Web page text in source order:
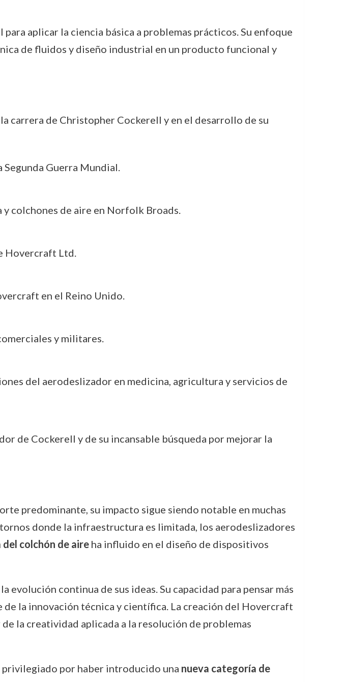
aplicar la ciencia básica a problemas prácticos. Su enfoque
de fluidos y diseño industrial en un producto funcional y
carrera de Christopher Cockerell y en el desarrollo de su
Guerra Mundial.
y colchones de aire en Norfolk Broads.
Hovercraft Ltd.
en el Reino Unido.
y militares.
del aerodeslizador en medicina, agricultura y servicios de
de Cockerell y de su incansable búsqueda por mejorar la
predominante, su impacto sigue siendo notable en muchas
donde la infraestructura es limitada, los aerodeslizadores
colchón de aireha influido en el diseño de dispositivos
continua de sus ideas. Su capacidad para pensar más
la innovación técnica y científica. La creación del Hovercraft
la creatividad aplicada a la resolución de problemas
privilegiado por haber introducido una nueva categoría de